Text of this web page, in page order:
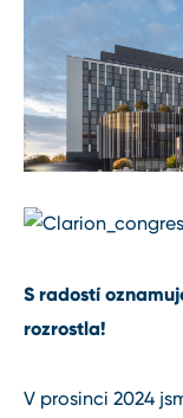
S radostí
rozrostla!
V prosinci 2024